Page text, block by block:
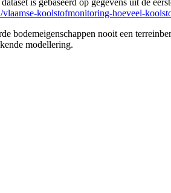
koolstofmonitoring-hoeveel-
bodemeigenschappen nooit een
modellering.